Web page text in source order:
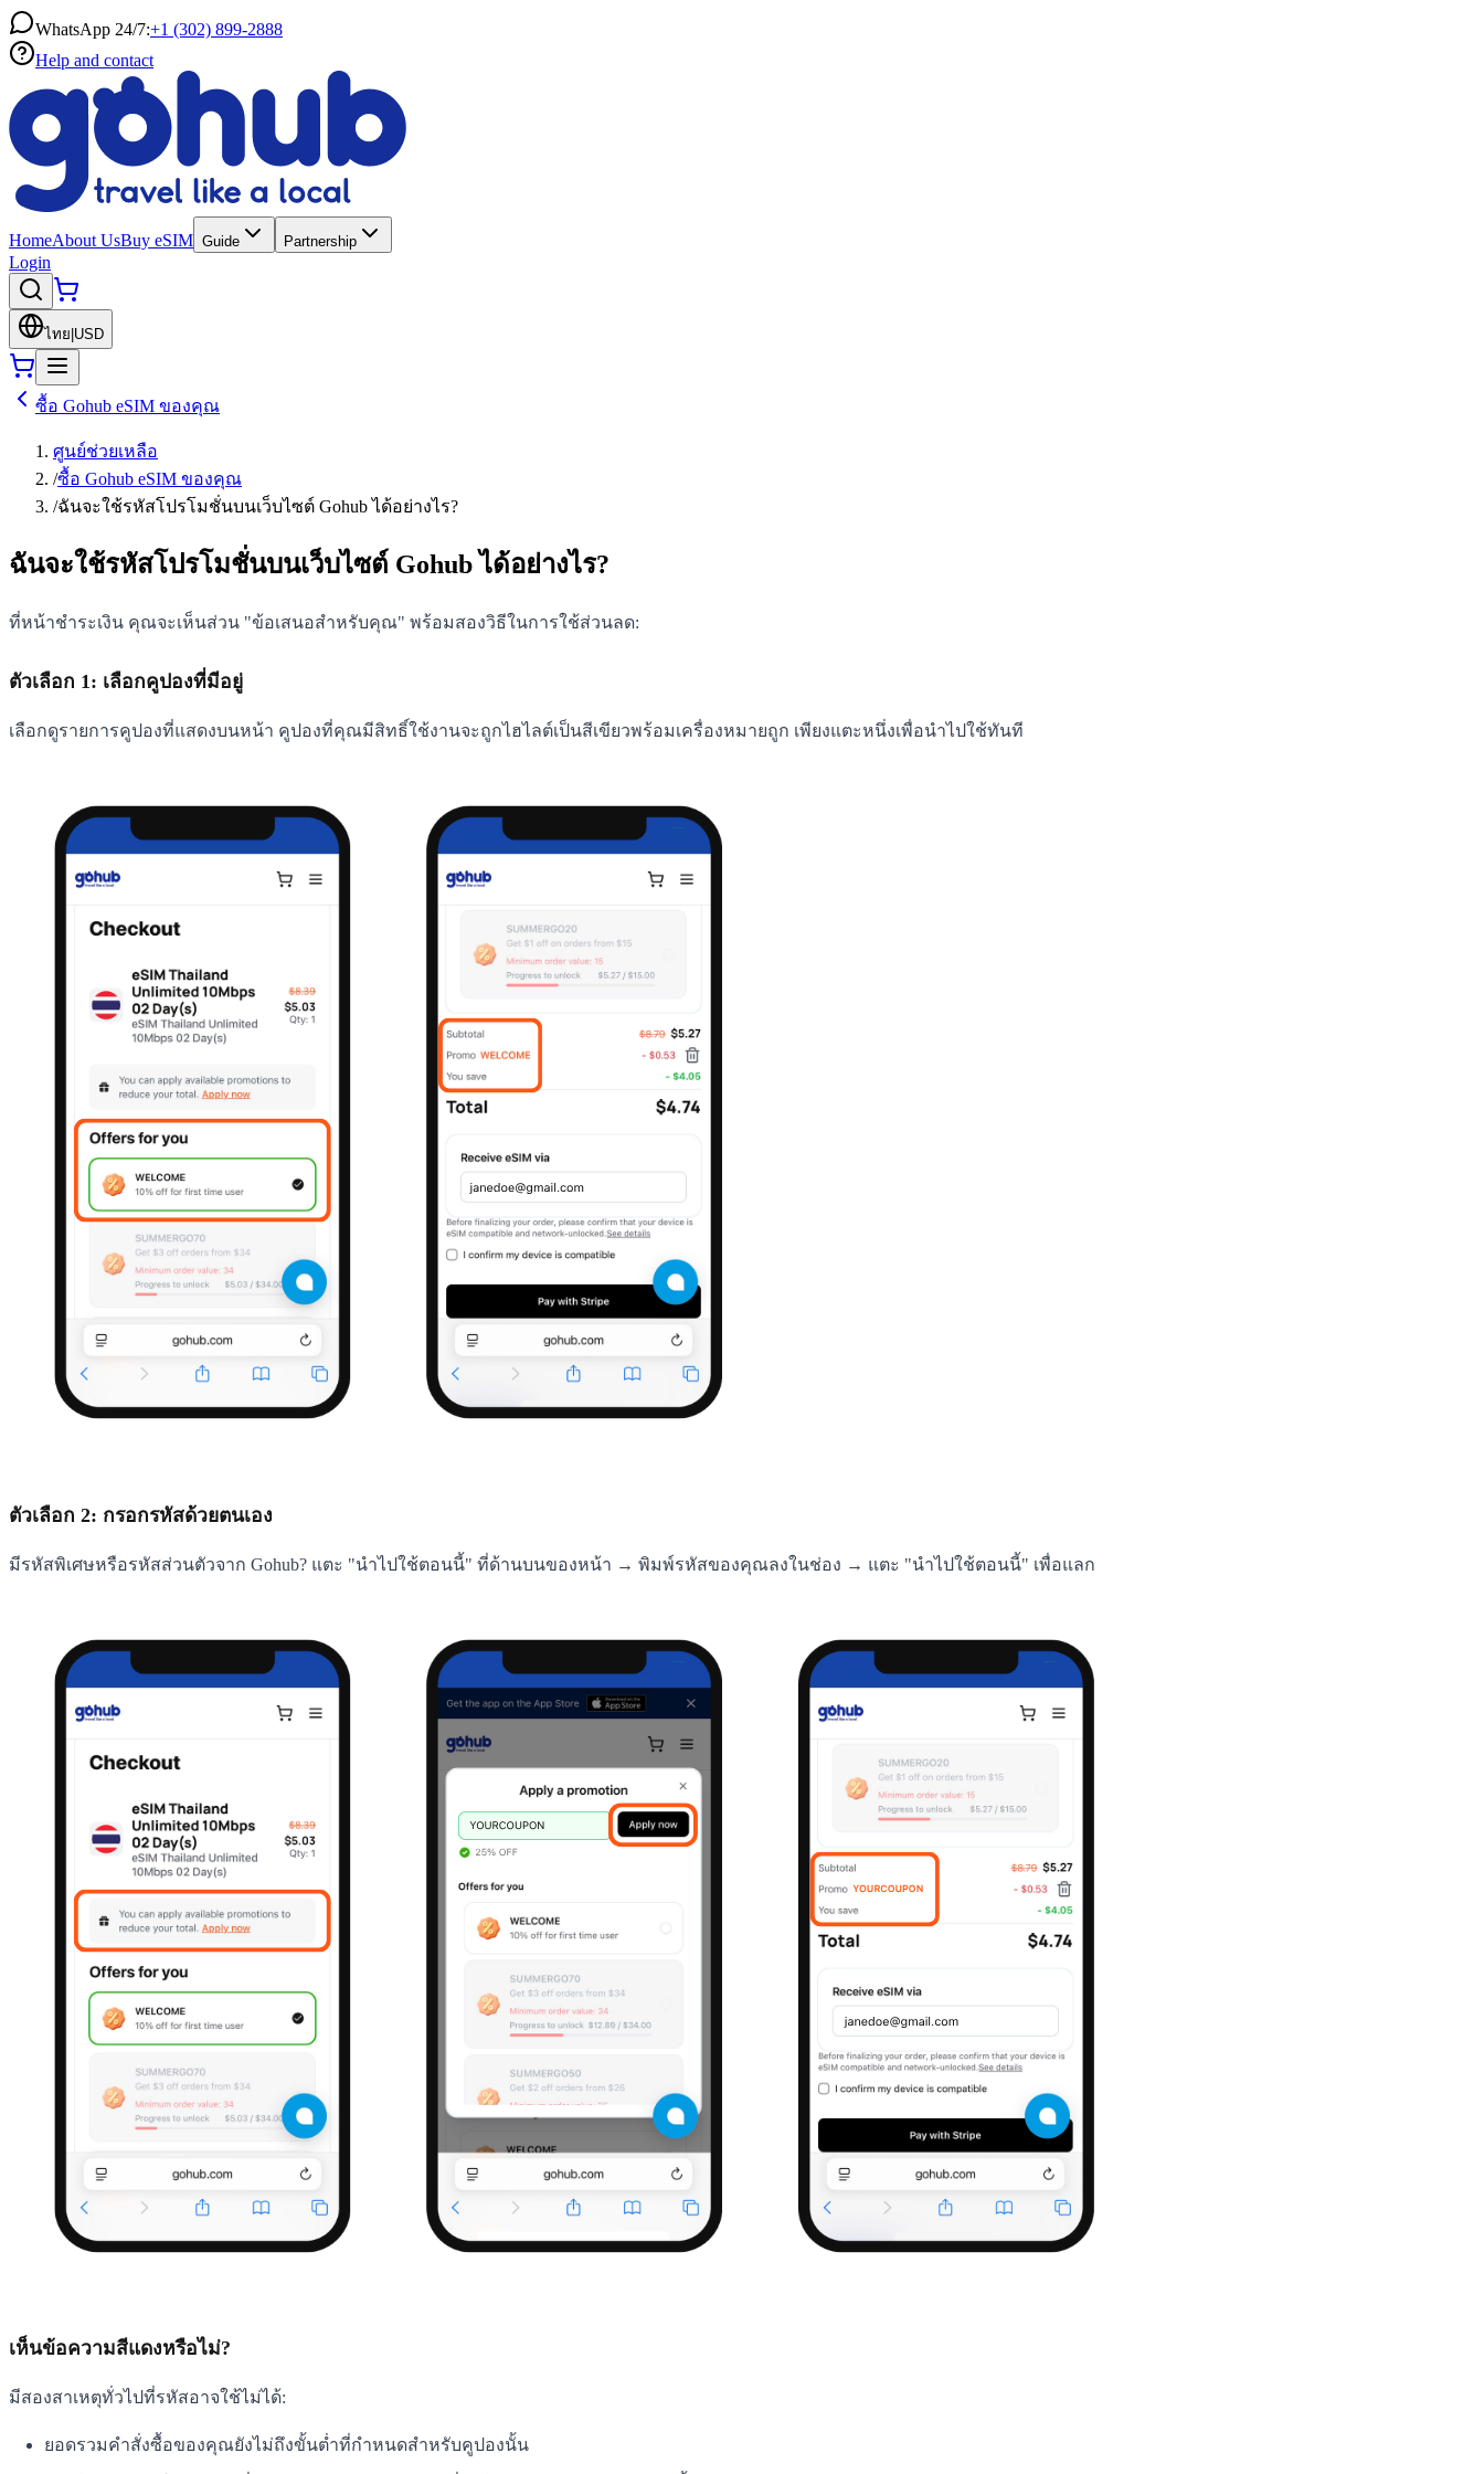
WhatsApp 24/7:+1 (302) 899-2888
Help and contact
HomeAbout UsBuy eSIM Guide Partnership
Login
ไทย USD
ซื้อ Gohub eSIM ของคุณ
ศูนย์ช่วยเหลือ
/ซื้อ Gohub eSIM ของคุณ
/ฉันจะใช้รหัสโปรโมชั่นบนเว็บไซต์ Gohub ได้อย่างไร?
ฉันจะใช้รหัสโปรโมชั่นบนเว็บไซต์ Gohub ได้อย่างไร?
ที่หน้าชำระเงิน คุณจะเห็นส่วน "ข้อเสนอสำหรับคุณ" พร้อมสองวิธีในการใช้ส่วนลด:
ตัวเลือก 1: เลือกคูปองที่มีอยู่
เลือกดูรายการคูปองที่แสดงบนหน้า คูปองที่คุณมีสิทธิ์ใช้งานจะถูกไฮไลต์เป็นสีเขียวพร้อมเครื่องหมายถูก เพียงแตะหนึ่งเพื่อนำไปใช้ทันที
ตัวเลือก 2: กรอกรหัสด้วยตนเอง
มีรหัสพิเศษหรือรหัสส่วนตัวจาก Gohub? แตะ "นำไปใช้ตอนนี้" ที่ด้านบนของหน้า → พิมพ์รหัสของคุณลงในช่อง → แตะ "นำไปใช้ตอนนี้" เพื่อแลก
เห็นข้อความสีแดงหรือไม่?
มีสองสาเหตุทั่วไปที่รหัสอาจใช้ไม่ได้:
ยอดรวมคำสั่งซื้อของคุณยังไม่ถึงขั้นต่ำที่กำหนดสำหรับคูปองนั้น